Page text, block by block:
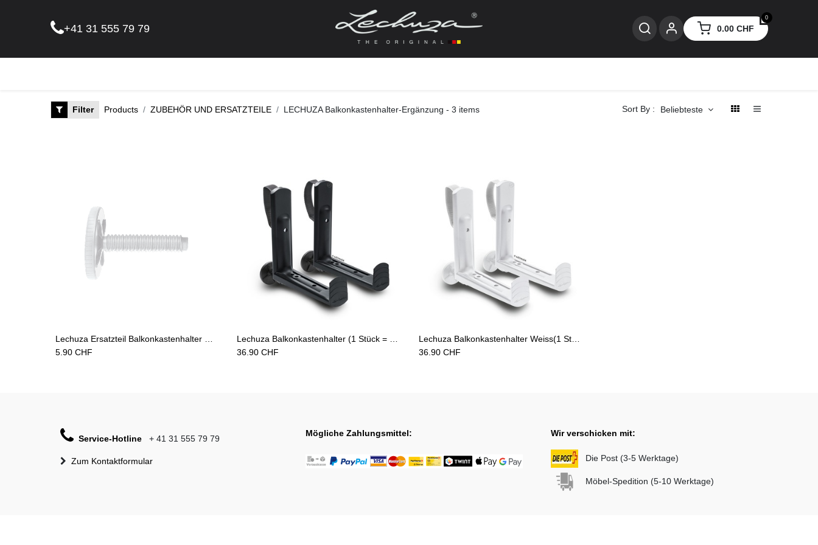
+41 31 555 79 79
0
0.00CHF
Filter Products ZUBEHÖR UND ERSATZTEILE LECHUZA Balkonkastenhalter-Ergänzung - 3 items Sort By : Beliebteste
Add to Cart
5.90CHF
Add to Cart
36.90 CHF
Add to Cart
36.90 CHF
Service-Hotline + 41 31 555 79 79
Zum Kontaktformular
Mögliche Zahlungsmittel: Wir verschicken mit:
Die Post (3-5 Werktage)
Möbel-Spedition (5-10 Werktage)